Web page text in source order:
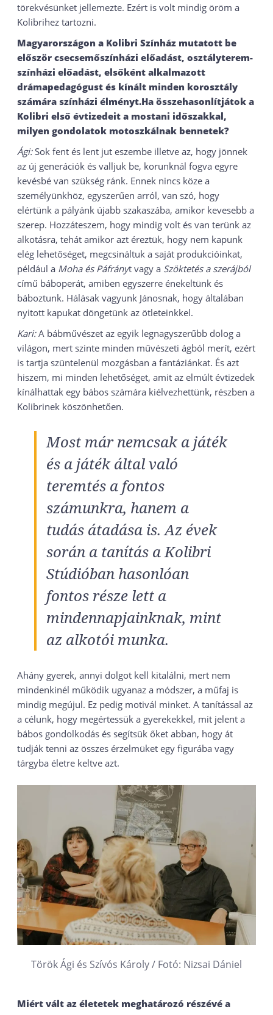
törekvésünket jellemezte. Ezért is volt mindig öröm a
Kolibrihez tartozni.
Magyarországon a Kolibri Színház mutatott be
először csecsemőszínházi előadást, osztályterem-
színházi előadást, elsőként alkalmazott
drámapedagógust és kínált minden korosztály
számára színházi élményt.Ha összehasonlítjátok a
Kolibri első évtizedeit a mostani időszakkal,
milyen gondolatok motoszkálnak bennetek?
Ági:Sok fent és lent jut eszembe illetve az, hogy jönnek
az új generációk és valljuk be, korunknál fogva egyre
kevésbé van szükség ránk. Ennek nincs köze a
személyünkhöz, egyszerűen arról, van szó, hogy
elértünk a pályánk újabb szakaszába, amikor kevesebb a
szerep. Hozzáteszem, hogy mindig volt és van terünk az
alkotásra, tehát amikor azt éreztük, hogy nem kapunk
elég lehetőséget, megcsináltuk a saját produkcióinkat,
például a Moha és Páfrányt vagy a Szöktetés a szerájból
című báboperát, amiben egyszerre énekeltünk és
báboztunk. Hálásak vagyunk Jánosnak, hogy általában
nyitott kapukat döngetünk az ötleteinkkel.
Kari:A bábművészet az egyik legnagyszerűbb dolog a
világon, mert szinte minden művészeti ágból merít, ezért
is tartja szüntelenül mozgásban a fantáziánkat. És azt
hiszem, mi minden lehetőséget, amit az elmúlt évtizedek
kínálhattak egy bábos számára kiélvezhettünk, részben a
Kolibrinek köszönhetően.
Most már nemcsak a játék
és a játék által való
teremtés a fontos
számunkra, hanem a
tudás átadása is. Az évek
során a tanítás a Kolibri
Stúdióban hasonlóan
fontos része lett a
mindennapjainknak, mint
az alkotói munka.
Ahány gyerek, annyi dolgot kell kitalálni, mert nem
mindenkinél működik ugyanaz a módszer, a műfaj is
mindig megújul. Ez pedig motivál minket. A tanítással az
a célunk, hogy megértessük a gyerekekkel, mit jelent a
bábos gondolkodás és segítsük őket abban, hogy át
tudják tenni az összes érzelmüket egy figurába vagy
tárgyba életre keltve azt.
Török Ági és Szívós Károly / Fotó: Nizsai Dániel
Miért vált az életetek meghatározó részévé a